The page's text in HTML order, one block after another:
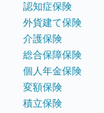
認知症保険
外貨建て保険
介護保険
総合保障保険
個人年金保険
変額保険
積立保険